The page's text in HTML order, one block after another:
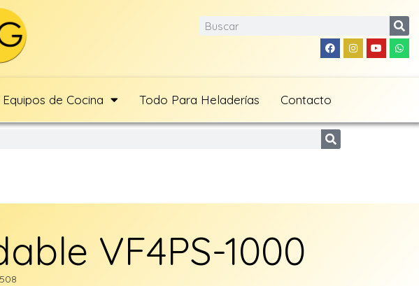
Equipos de Cocina Todo Para Heladerías Contacto
VF4PS-1000